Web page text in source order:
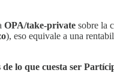
OPA/take-private sobre la
), eso equivale a una
de lo que cuesta ser